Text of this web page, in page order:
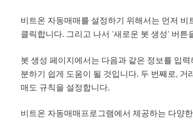
비트온 자동매매를 설정하기 위해서는 먼저 비
클릭합니다. 그리고 나서 ‘새로운 봇 생성’ 버
봇 생성 페이지에서는 다음과 같은 정보를 입
분하기 쉽게 도움이 될 것입니다. 두 번째로,
매도 규칙을 설정합니다.
비트온 자동매매프로그램에서 제공하는 다양